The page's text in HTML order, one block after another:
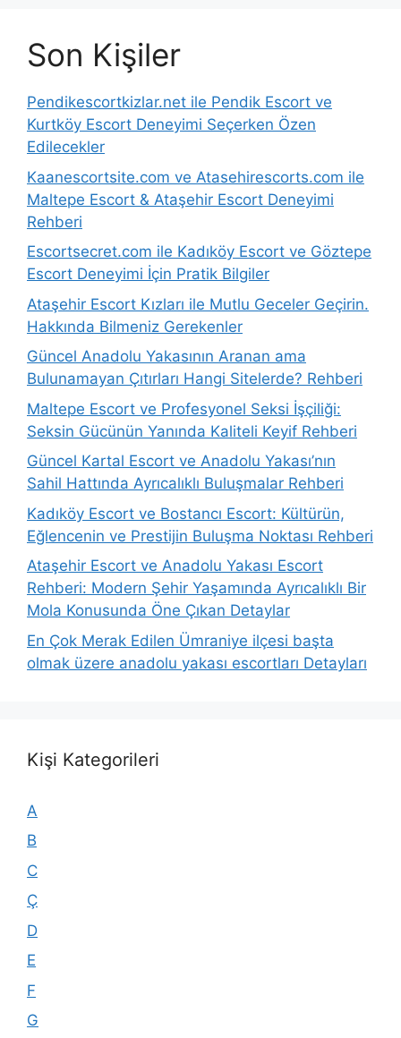
Son Kişiler
Pendikescortkizlar.net ile Pendik Escort ve
Kurtköy Escort Deneyimi Seçerken Özen
Edilecekler
Kaanescortsite.com ve Atasehirescorts.com ile
Maltepe Escort & Ataşehir Escort Deneyimi
Rehberi
Escortsecret.com ile Kadıköy Escort ve Göztepe
Escort Deneyimi İçin Pratik Bilgiler
Ataşehir Escort Kızları ile Mutlu Geceler Geçirin.
Hakkında Bilmeniz Gerekenler
Güncel Anadolu Yakasının Aranan ama
Bulunamayan Çıtırları Hangi Sitelerde? Rehberi
Maltepe Escort ve Profesyonel Seksi İşçiliği:
Seksin Gücünün Yanında Kaliteli Keyif Rehberi
Güncel Kartal Escort ve Anadolu Yakası’nın
Sahil Hattında Ayrıcalıklı Buluşmalar Rehberi
Kadıköy Escort ve Bostancı Escort: Kültürün,
Eğlencenin ve Prestijin Buluşma Noktası Rehberi
Ataşehir Escort ve Anadolu Yakası Escort
Rehberi: Modern Şehir Yaşamında Ayrıcalıklı Bir
Mola Konusunda Öne Çıkan Detaylar
En Çok Merak Edilen Ümraniye ilçesi başta
olmak üzere anadolu yakası escortları Detayları
Kişi Kategorileri
A
B
C
Ç
D
E
F
G